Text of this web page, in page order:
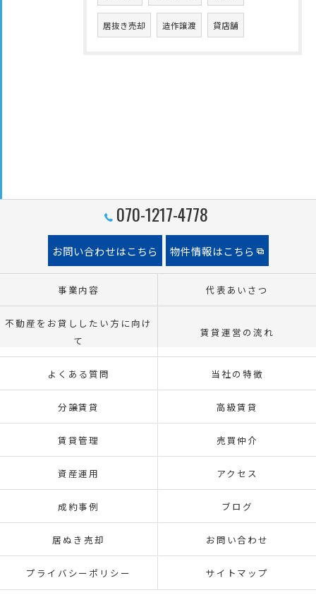
居抜き売却 造作譲渡 貸店舗
070-1217-4778
お問い合わせはこちら 物件情報はこちら
事業内容 代表あいさつ
不動産をお貸ししたい方に向け
て
賃貸運営の流れ
よくある質問 当社の特徴
分譲賃貸 高級賃貸
賃貸管理 売買仲介
資産運用 アクセス
成約事例 ブログ
居ぬき売却 お問い合わせ
プライバシーポリシー サイトマップ